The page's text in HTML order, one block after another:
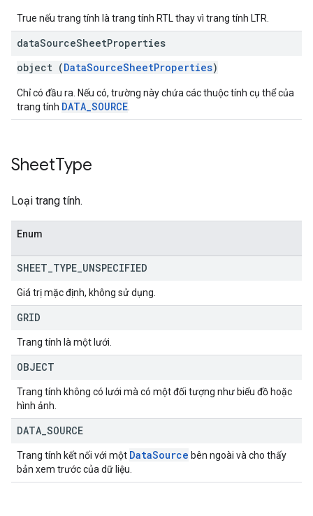
True nếu trang tính là trang tính RTL thay vì trang tính LTR.
dataSourceSheetProperties
object (DataSourceSheetProperties)
Chỉ có đầu ra. Nếu có, trường này chứa các thuộc tính cụ thể của
trang tính DATA_SOURCE
SheetType
Loại trang tính.
Enum
SHEET TYPE UNSPECIFIED
Giá trị mặc định, không sử dụng.
GRID
Trang tính là một lưới.
OBJECT
Trang tính không có lưới mà có một đối tượng như biểu đồ hoặc
hình ảnh.
DATA SOURCE
Trang tính kết nối với một DataSource bên ngoài và cho thấy
bản xem trước của dữ liệu.